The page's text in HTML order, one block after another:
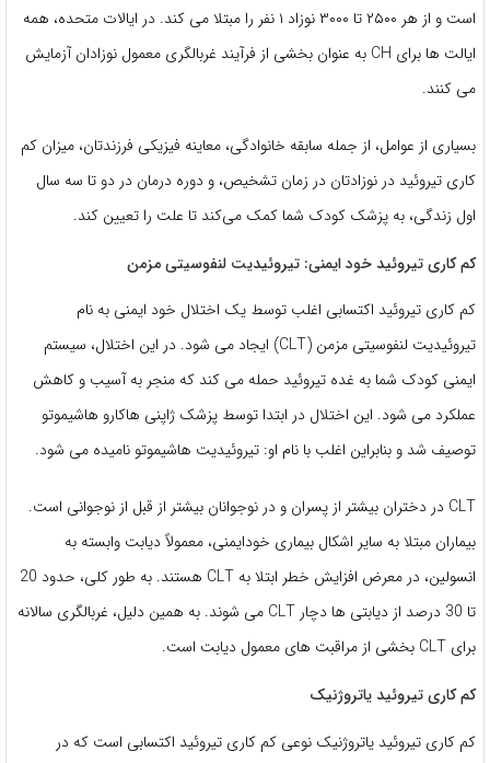
است و از هر ۲۵۰۰ تا ۳۰۰۰ نوزاد ۱ نفر را مبتلا می کند. در ایالات متحده، همه
ایالت ها برای CH به عنوان بخشی از فرآیند غربالگری معمول نوزادان آزمایش
می کنند.
بسیاری از عوامل، از جمله سابقه خانوادگی، معاینه فیزیکی فرزندتان، میزان کم
کاری تیروئید در نوزادتان در زمان تشخیص، و دوره درمان در دو تا سه سال
اول زندگی، به پزشک کودک شما کمک می‌کند تا علت را تعیین کند.
کم کاری تیروئید خود ایمنی: تیروئیدیت لنفوسیتی مزمن
کم کاری تیروئید اکتسابی اغلب توسط یک اختلال خود ایمنی به نام
تیروئیدیت لنفوسیتی مزمن (CLT) ایجاد می شود. در این اختلال، سیستم
ایمنی کودک شما به غده تیروئید حمله می کند که منجر به آسیب و کاهش
عملکرد می شود. این اختلال در ابتدا توسط پزشک ژاپنی هاکارو هاشیموتو
توصیف شد و بنابراین اغلب با نام او: تیروئیدیت هاشیموتو نامیده می شود.
CLT در دختران بیشتر از پسران و در نوجوانان بیشتر از قبل از نوجوانی است.
بیماران مبتلا به سایر اشکال بیماری خودایمنی، معمولاً دیابت وابسته به
انسولین، در معرض افزایش خطر ابتلا به CLT هستند. به طور کلی، حدود 20
تا 30 درصد از دیابتی ها دچار CLT می شوند. به همین دلیل، غربالگری سالانه
برای CLT بخشی از مراقبت های معمول دیابت است.
کم کاری تیروئید یاتروژنیک
کم کاری تیروئید یاتروژنیک نوعی کم کاری تیروئید اکتسابی است که در